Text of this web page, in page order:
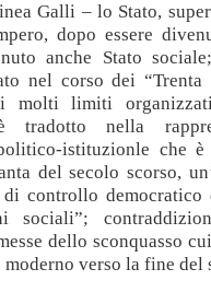
Galli – lo Stato,
dopo essere
anche Stato
nel corso dei
molti limiti
tradotto nella
istituzionle che
del secolo scorso,
controllo democratico
sociali”;
dello sconquasso
verso la fine del